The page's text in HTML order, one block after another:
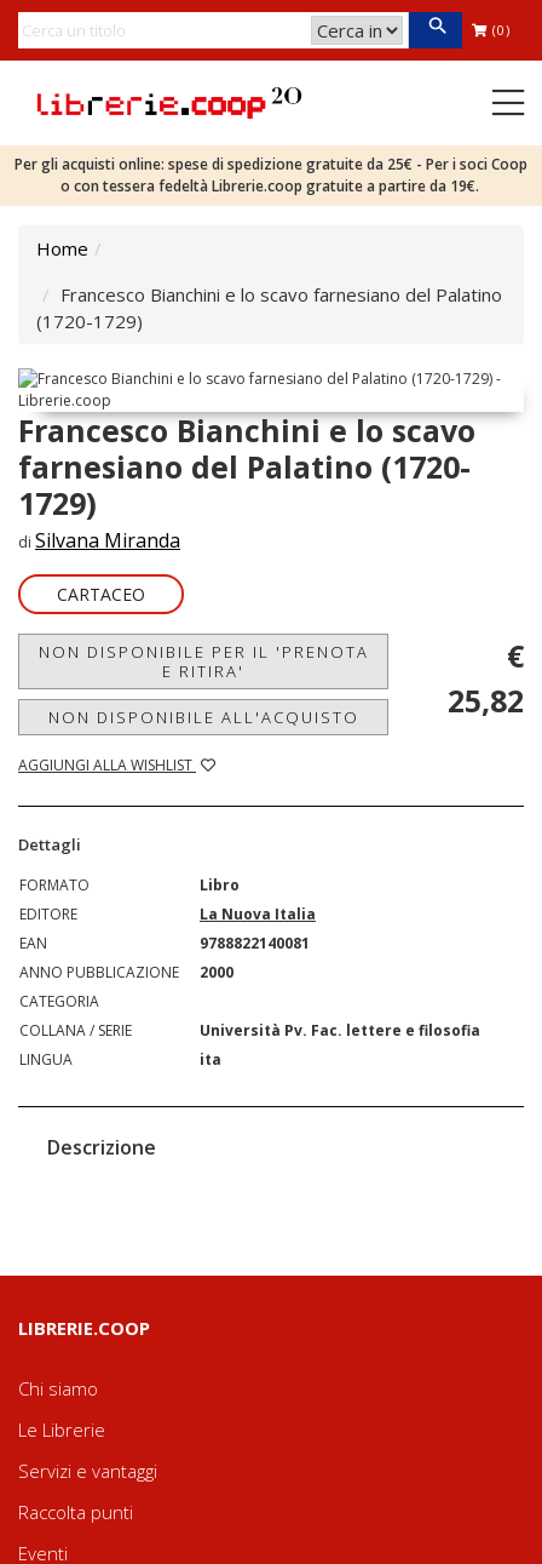
(0)
Per gli acquisti online: spese di spedizione gratuite da 25€ - Per i soci Coop
o con tessera fedeltà Librerie.coop gratuite a partire da 19€.
Home
Francesco Bianchini e lo scavo farnesiano del Palatino
(1720-1729)
Francesco Bianchini e lo scavo
farnesiano del Palatino (1720-
1729)
di Silvana Miranda
CARTACEO
NON DISPONIBILE PER IL 'PRENOTA
E RITIRA'
NON DISPONIBILE ALL'ACQUISTO
AGGIUNGI ALLA WISHLIST
€
25,82
Dettagli
FORMATO
Libro
EDITORE
La Nuova Italia
EAN
9788822140081
ANNO PUBBLICAZIONE
2000
CATEGORIA
COLLANA / SERIE
Università Pv. Fac. lettere e filosofia
LINGUA
ita
Descrizione
LIBRERIE.COOP
Chi siamo
Le Librerie
Servizi e vantaggi
Raccolta punti
Eventi